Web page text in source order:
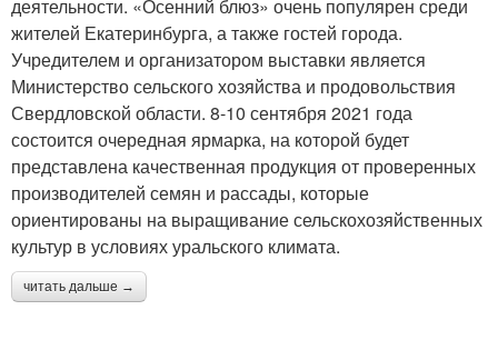
деятельности. «Осенний блюз» очень популярен среди
жителей Екатеринбурга, а также гостей города.
Учредителем и организатором выставки является
Министерство сельского хозяйства и продовольствия
Свердловской области. 8-10 сентября 2021 года
состоится очередная ярмарка, на которой будет
представлена качественная продукция от проверенных
производителей семян и рассады, которые
ориентированы на выращивание сельскохозяйственных
культур в условиях уральского климата.
читать дальше →